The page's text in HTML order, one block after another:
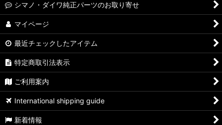
シマノ・ダイワ純正パーツのお取り寄せ
マイページ
最近チェックしたアイテム
特定商取引法表示
ご利用案内
International shipping guide
新着情報